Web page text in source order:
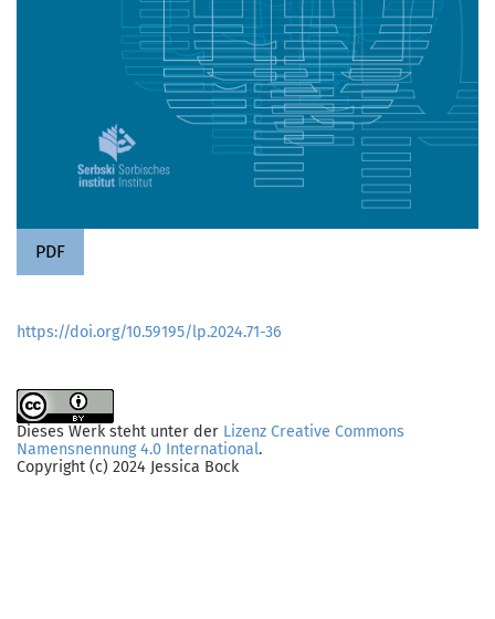
PDF
https://doi.org/10.59195/lp.2024.71-36
Dieses Werk steht unter der Lizenz Creative Commons
Namensnennung 4.0 International.
Copyright (c) 2024 Jessica Bock